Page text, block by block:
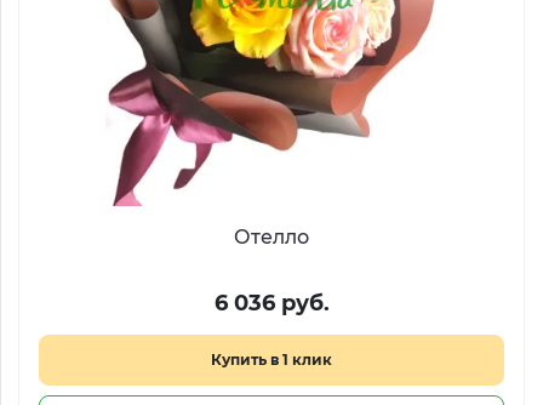
Отелло
6 036 руб.
Купить в 1 клик